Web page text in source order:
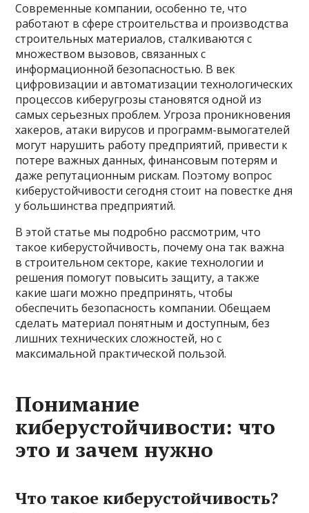
Современные компании, особенно те, что
работают в сфере строительства и производства
строительных материалов, сталкиваются с
множеством вызовов, связанных с
информационной безопасностью. В век
цифровизации и автоматизации технологических
процессов киберугрозы становятся одной из
самых серьезных проблем. Угроза проникновения
хакеров, атаки вирусов и программ-вымогателей
могут нарушить работу предприятий, привести к
потере важных данных, финансовым потерям и
даже репутационным рискам. Поэтому вопрос
киберустойчивости сегодня стоит на повестке дня
у большинства предприятий.
В этой статье мы подробно рассмотрим, что
такое киберустойчивость, почему она так важна
в строительном секторе, какие технологии и
решения помогут повысить защиту, а также
какие шаги можно предпринять, чтобы
обеспечить безопасность компании. Обещаем
сделать материал понятным и доступным, без
лишних технических сложностей, но с
максимальной практической пользой.
Понимание
киберустойчивости: что
это и зачем нужно
Что такое киберустойчивость?